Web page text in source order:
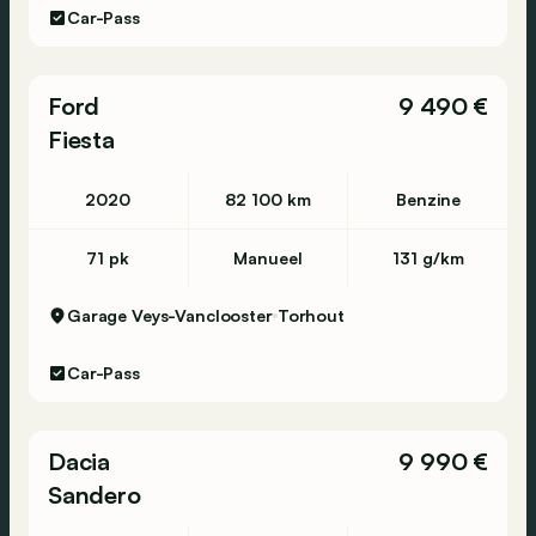
Car-Pass
Ford
Fiesta
9 490 €
2020 82 100 km Benzine
71 pk Manueel 131 g/km
Garage Veys-Vanclooster Torhout
Car-Pass
Dacia
Sandero
9 990 €